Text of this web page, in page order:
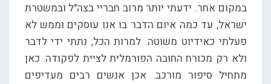
במקום אחר. ידעתי יותר מרוב חבריי בצה"ל ובמשטרת
ישראל, עד כמה איום הדבר בו אנו עוסקים וממש לא
פעלתי כאידיוט משוטה. למרות הכל, נתתי ידי לדבר
ולא רק מכורח החובה הפורמלית לציית לפקודה. כאן
מתחיל סיפור מורכב. אכן אנשים רבים מעדיפים